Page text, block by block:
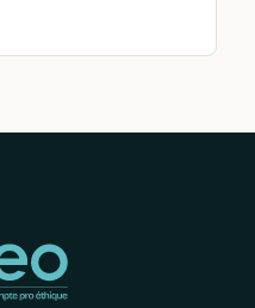
les argumentaires.